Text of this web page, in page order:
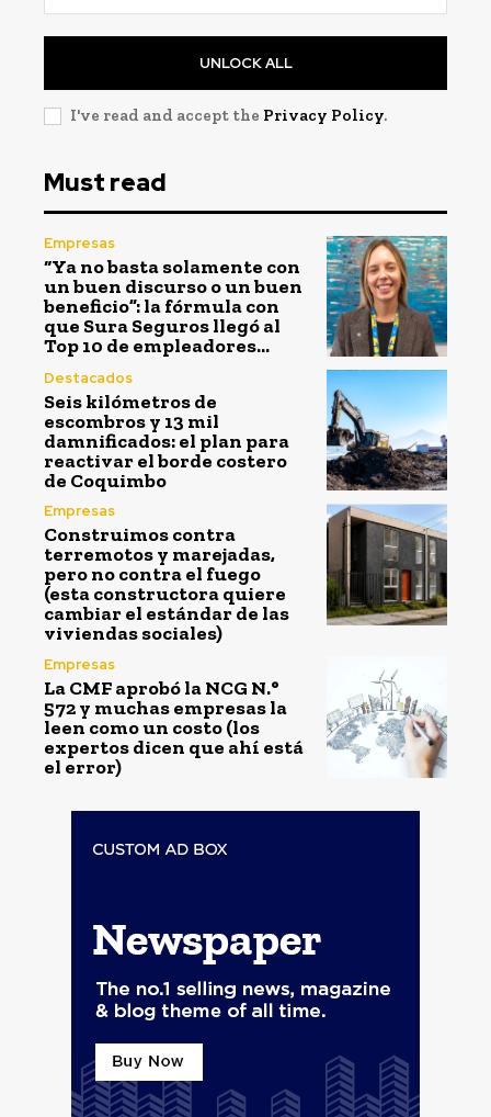
UNLOCK ALL
I've read and accept the Privacy Policy.
Must read
Empresas
“Ya no basta solamente con
un buen discurso o un buen
beneficio”: la fórmula con
que Sura Seguros llegó al
Top 10 de empleadores...
Destacados
Seis kilómetros de
escombros y 13 mil
damnificados: el plan para
reactivar el borde costero
de Coquimbo
Empresas
Construimos contra
terremotos y marejadas,
pero no contra el fuego
(esta constructora quiere
cambiar el estándar de las
viviendas sociales)
Empresas
La CMF aprobó la NCG N.°
572 y muchas empresas la
leen como un costo (los
expertos dicen que ahí está
el error)